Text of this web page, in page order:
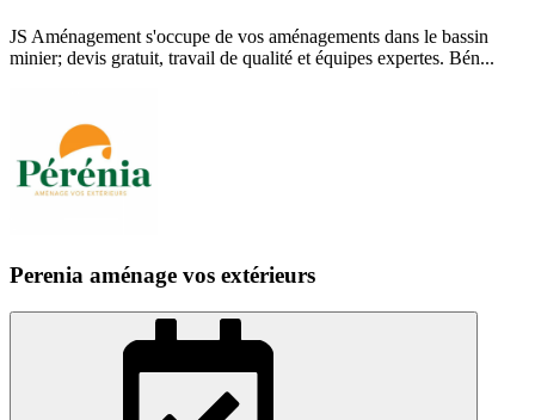
JS Aménagement s'occupe de vos aménagements dans le bassin
minier; devis gratuit, travail de qualité et équipes expertes. Bén...
Perenia aménage vos extérieurs